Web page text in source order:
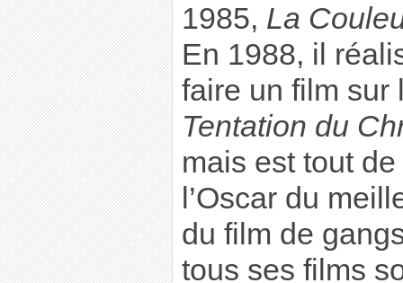
1985, La
En 1988, il
faire un film
Tentation du
mais est tout
l’Oscar du
du film de
tous ses films